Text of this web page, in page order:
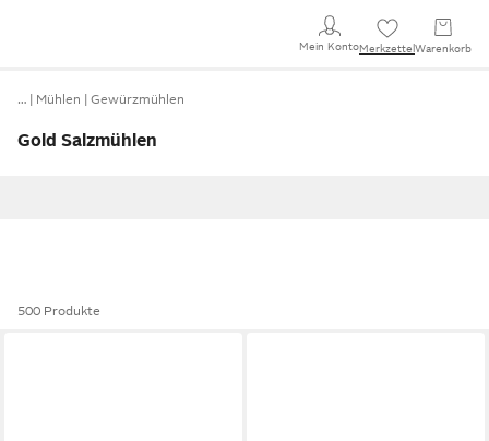
Mein KontoMerkzettel Warenkorb
… Mühlen Gewürzmühlen
Gold Salzmühlen
500 Produkte